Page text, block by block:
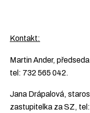
Kontakt:
Martin Ander,
tel: 732 565 042.
Jana Drápalová,
zastupitelka za SZ,